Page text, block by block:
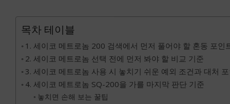
목차 테이블
1. 세이코 메트로놈 200 검색에서 먼저 풀어야 할 혼동 포인
2. 세이코 메트로놈 선택 전에 먼저 봐야 할 비교 기준
3. 세이코 메트로놈 사용 시 놓치기 쉬운 예외 조건과 대처
4. 세이코 메트로놈 SQ-200을 가를 마지막 판단 기준
놓치면 손해 보는 꿀팁